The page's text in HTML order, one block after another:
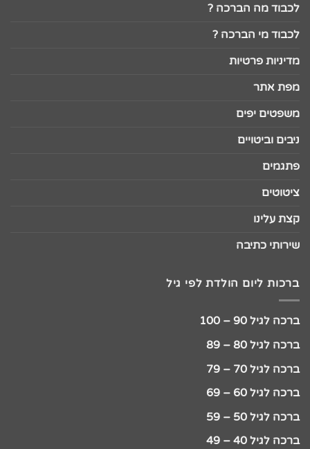
לכבוד מה הברכה ?
לכבוד מי הברכה ?
מדיניות פרטיות
מפת אתר
משפטים יפים
ניבים וביטויים
פתגמים
ציטוטים
קצת עלינו
שירותי כתיבה
ברכות ליום הולדת לפי גיל
ברכה לגיל 90 – 100
ברכה לגיל 80 – 89
ברכה לגיל 70 – 79
ברכה לגיל 60 – 69
ברכה לגיל 50 – 59
ברכה לגיל 40 – 49